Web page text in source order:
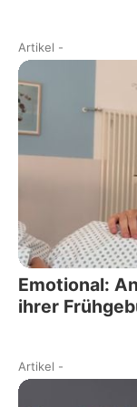
Artikel -
Emotional:
ihrer
Artikel -